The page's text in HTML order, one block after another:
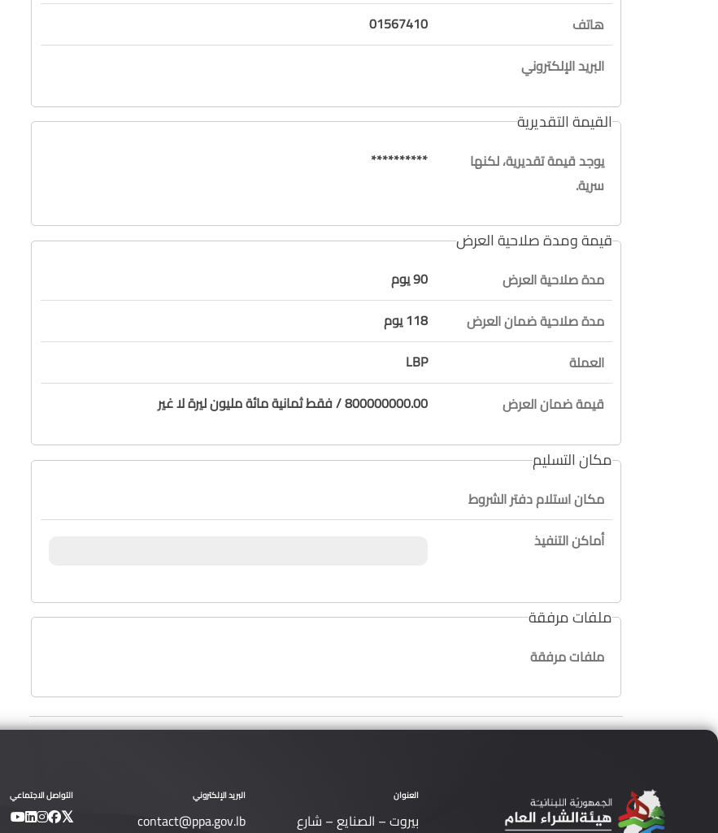
هاتف
01567410
البريد الإلكتروني
القيمة التقديرية
يوجد قيمة تقديرية، لكنها
سرية.
**********
قيمة ومدة صلاحية العرض
مدة صلاحية العرض
90 يوم
مدة صلاحية ضمان العرض
118 يوم
العملة
LBP
قيمة ضمان العرض
800000000.00 / فقط ثمانية مائة مليون ليرة لا غير
مكان التسليم
مكان استلام دفتر الشروط
أماكن التنفيذ
ملفات مرفقة
ملفات مرفقة
العنوان
بيروت – الصنايع – شارع
البريد الإلكتروني
contact@ppa.gov.lb
التواصل الاجتماعي